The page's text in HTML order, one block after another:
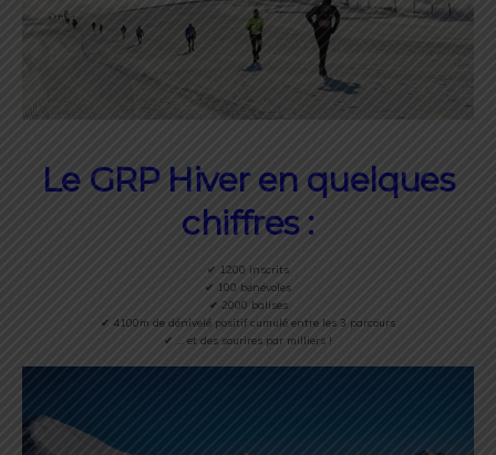
Le GRP Hiver en quelques
chiffres :
✔ 1200 inscrits
✔ 100 bénévoles
✔ 2000 balises
✔ 4100m de dénivelé positif cumulé entre les 3 parcours
✔ … et des sourires par milliers !